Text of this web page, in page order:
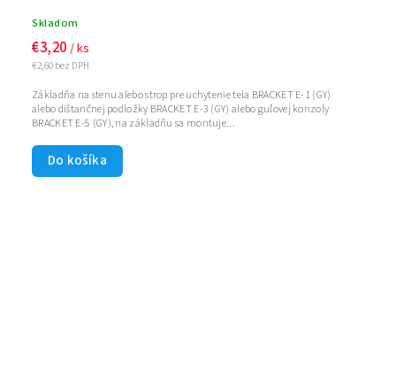
Skladom
€2,60 bez DPH
€3,20 / ks
Do košíka
Základňa na stenu alebo strop pre uchytenie tela BRACKET E-1 (GY)
alebo dištančnej podložky BRACKET E-3 (GY) alebo guľovej konzoly
BRACKET E-5 (GY), na základňu sa montuje...